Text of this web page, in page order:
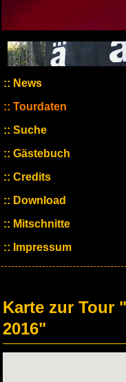
News
Tourdaten
Suche
Gästebuch
Credits
Download
Mitschnitte
Impressum
Karte zur Tour
2016"